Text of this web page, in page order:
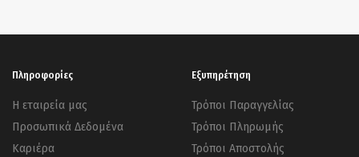
Πληροφορίες
Η εταιρεία μας
Προσωπικά Δεδομένα
Καριέρα
Εξυπηρέτηση
Τρόποι Παραγγελίας
Τρόποι Πληρωμής
Τρόποι Αποστολής